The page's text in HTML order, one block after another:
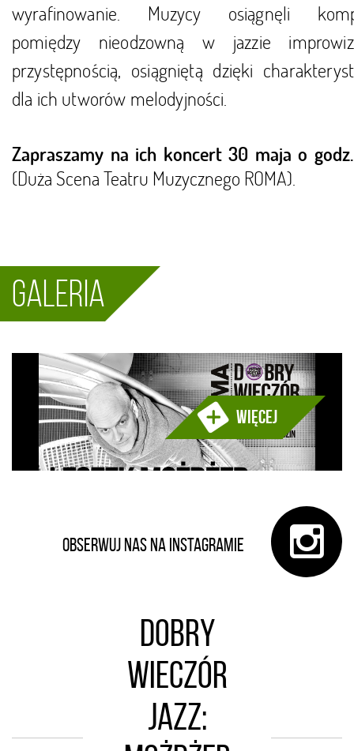
wyrafinowanie. Muzycy osiągnęli
pomiędzy nieodzowną w jazzie
przystępnością, osiągniętą dzięki
dla ich utworów melodyjności.
Zapraszamy na ich koncert 30 maja o
(Duża Scena Teatru Muzycznego ROMA).
Galeria
Więcej
Obserwuj nas na Instagramie
Dobry
wieczór
jazz: